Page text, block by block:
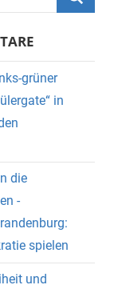
grüner
in
die
-
spielen
und